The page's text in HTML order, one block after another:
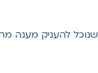
מענה מהיר ויעיל.